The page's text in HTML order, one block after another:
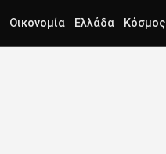
Οικονομία Ελλάδα Κόσμος